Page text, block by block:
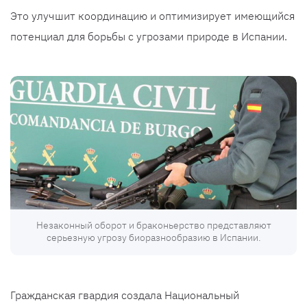
Это улучшит координацию и оптимизирует имеющийся
потенциал для борьбы с угрозами природе в Испании.
Незаконный оборот и браконьерство представляют
серьезную угрозу биоразнообразию в Испании.
Гражданская гвардия создала Национальный